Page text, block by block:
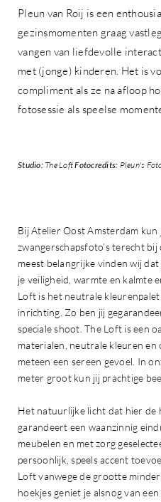
Pleun van Roij is een
gezinsmomenten graag
vangen van liefdevolle
met (jonge) kinderen. Het is
compliment als ze na afloop
fotosessie als speelse
Studio:The LoftFotocredits: Pleun's
Bij Atelier Oost Amsterdam
zwangerschapsfoto’s terecht
meest belangrijke vinden wij
je veiligheid, warmte en kalmte
Loft is het neutrale
inrichting. Zo ben jij
speciale shoot. The Loft is een
materialen, neutrale kleuren en
meteen een sereen gevoel. In
meter groot kun jij prachtige
Het natuurlijke licht dat hier de
garandeert een waanzinnig
meubelen en met zorg
persoonlijk, speels accent
Loft vanwege de grootte
hoekjes geniet je alsnog van een